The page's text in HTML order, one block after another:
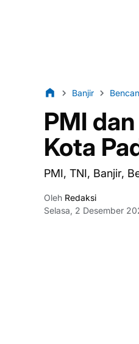
Banjir
PMI
Kota
PMI, TNI, Banjir,
Oleh Redaksi
Selasa, 2 Desember